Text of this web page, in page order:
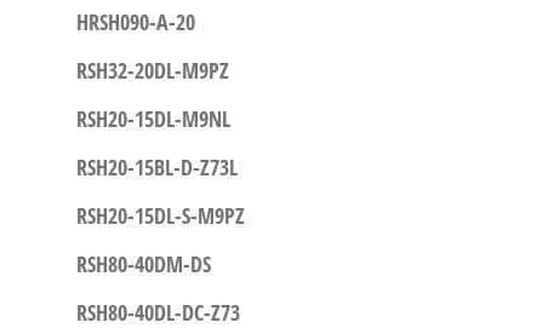
HRSH090-A-20
RSH32-20DL-M9PZ
RSH20-15DL-M9NL
RSH20-15BL-D-Z73L
RSH20-15DL-S-M9PZ
RSH80-40DM-DS
RSH80-40DL-DC-Z73